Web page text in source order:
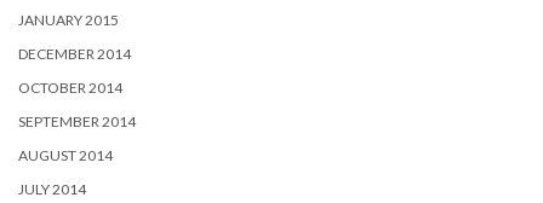
JANUARY 2015
DECEMBER 2014
OCTOBER 2014
SEPTEMBER 2014
AUGUST 2014
JULY 2014